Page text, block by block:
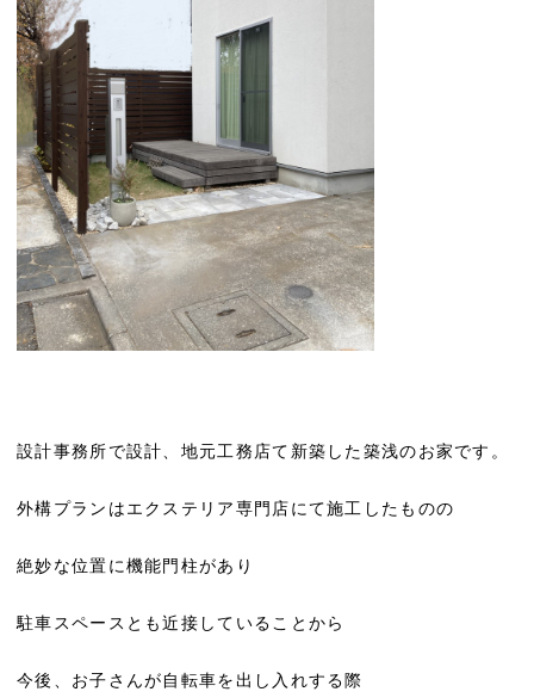
設計事務所で設計、地元工務店て新築した築浅のお家です。
外構プランはエクステリア専門店にて施工したものの
絶妙な位置に機能門柱があり
駐車スペースとも近接していることから
今後、お子さんが自転車を出し入れする際